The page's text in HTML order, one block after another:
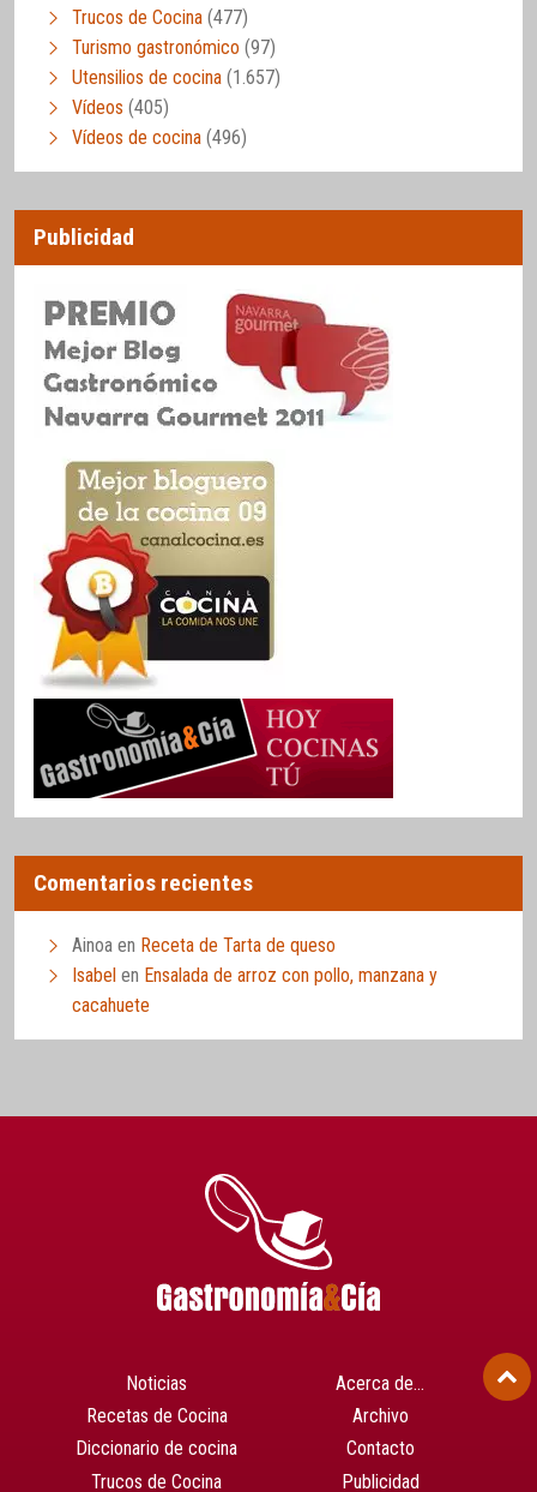
Trucos de Cocina (477)
Turismo gastronómico (97)
Utensilios de cocina (1.657)
Vídeos (405)
Vídeos de cocina (496)
Publicidad
Comentarios recientes
Ainoa en Receta de Tarta de queso
Isabel en Ensalada de arroz con pollo, manzana y
cacahuete
Noticias
Recetas de Cocina
Diccionario de cocina
Trucos de Cocina
Acerca de…
Archivo
Contacto
Publicidad